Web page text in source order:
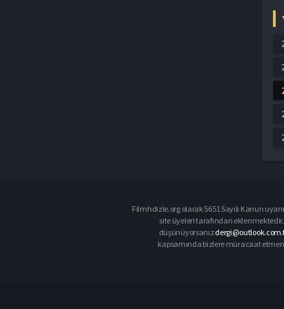
Filmhdizle.org olarak 5651 Sayılı Kanun
site üyeleri tarafından
düşünüyorsanız
kapsamında bizlere müracaat